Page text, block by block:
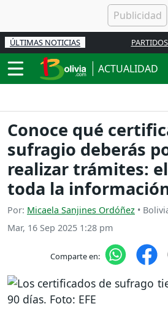
ÚLTIMAS NOTICIAS
ACTUALIDAD
Conoce qué
sufragio deberás
realizar trámites: el
toda la
Por: Micaela Sanjines Ordóñez •
Mar, 16 Sep 2025 1:28 pm
Comparte en: